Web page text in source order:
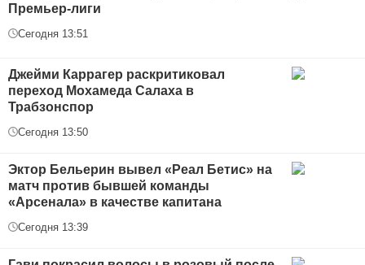
Премьер-лиги
Сегодня 13:51
Джейми Каррагер раскритиковал
переход Мохамеда Салаха в
Трабзонспор
Сегодня 13:50
Эктор Бельерин вывел «Реал Бетис» на
матч против бывшей команды
«Арсенала» в качестве капитана
Сегодня 13:39